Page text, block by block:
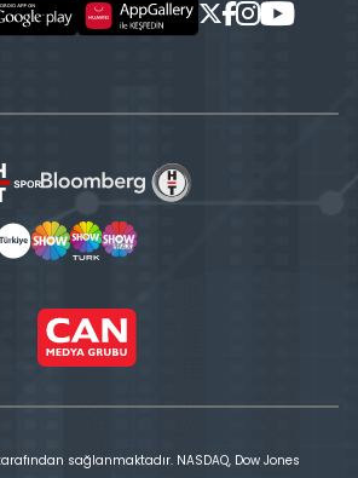
sağlanmaktadır. NASDAQ, Dow Jones